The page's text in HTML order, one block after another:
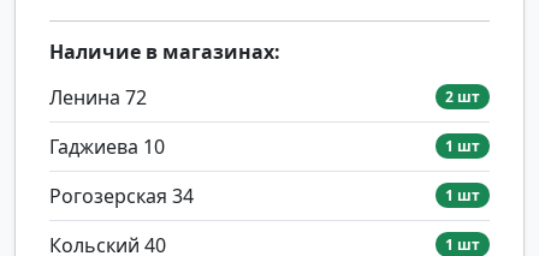
Наличие в магазинах:
Ленина 72
2 шт
Гаджиева 10 1 шт
Рогозерская 34 1 шт
Кольский 40 1 шт